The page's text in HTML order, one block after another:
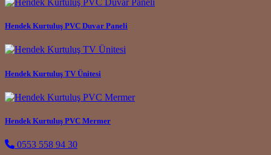
Hendek Kurtuluş PVC Duvar Paneli
Hendek Kurtuluş TV Ünitesi
Hendek Kurtuluş PVC Mermer
0553 558 94 30